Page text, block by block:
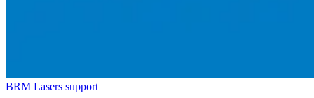
BRM Lasers support